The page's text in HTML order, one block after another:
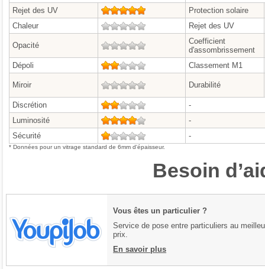
Rejet des UV
Protection solaire
Chaleur
Rejet des UV
Opacité
Coefficient
d'assombrissement
Dépoli
Classement M1
Miroir Durabilité
Discrétion
-
Luminosité
-
Sécurité
-
* Données pour un vitrage standard de 6mm d'épaisseur.
Besoin
Vous êtes un particulier ?
Service de pose entre particuliers au
prix.
En savoir plus